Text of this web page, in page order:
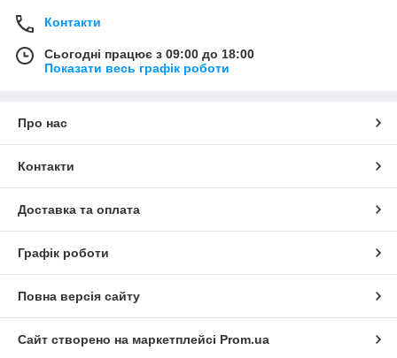
Контакти
Сьогодні працює з 09:00 до 18:00
Показати весь графік роботи
Про нас
Контакти
Доставка та оплата
Графік роботи
Повна версія сайту
Сайт створено на маркетплейсі Prom.ua